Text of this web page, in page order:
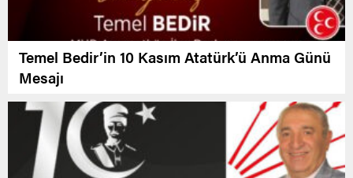
Temel Bedir’in 10 Kasım Atatürk’ü Anma Günü
Mesajı